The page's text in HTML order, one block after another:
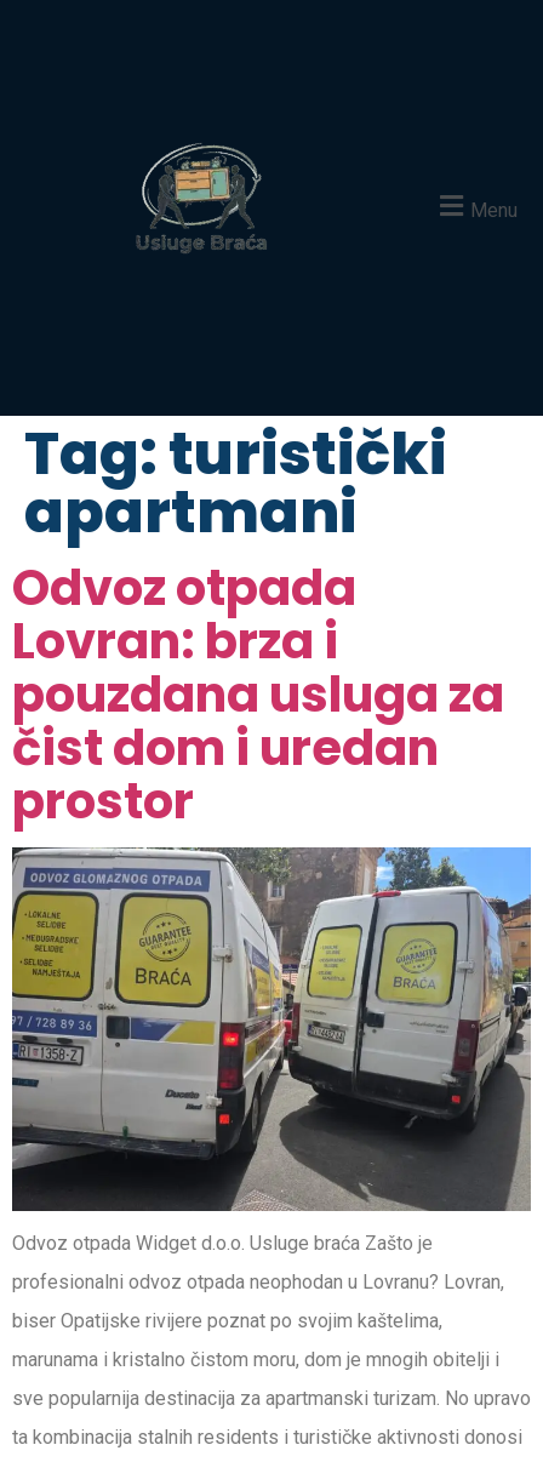
Menu
Tag:turistički
apartmani
Odvoz otpada
Lovran: brza i
pouzdana usluga za
čist dom i uredan
prostor
Odvoz otpada Widget d.o.o. Usluge braća Zašto je
profesionalni odvoz otpada neophodan u Lovranu? Lovran,
biser Opatijske rivijere poznat po svojim kaštelima,
marunama i kristalno čistom moru, dom je mnogih obitelji i
sve popularnija destinacija za apartmanski turizam. No upravo
ta kombinacija stalnih residents i turističke aktivnosti donosi